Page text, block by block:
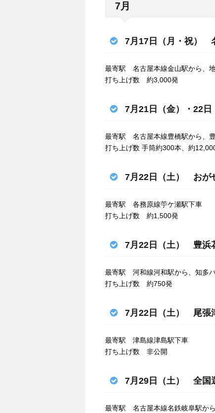
7月
7月17日（月・祝）
最寄駅 名古屋本線金山駅から、
打ち上げ数 約3,000発
7月21日（金）・22
最寄駅 名古屋本線豊橋駅から、
打ち上げ数 手筒約300本、約
7月22日（土） おが
最寄駅 各務原線苧ケ瀬駅下車
打ち上げ数 約1,500発
7月22日（土） 豊浜
最寄駅 河和線河和駅から、知多
打ち上げ数 約750発
7月22日（土） 尾張
最寄駅 津島線津島駅下車
打ち上げ数 非公開
7月29日（土） 全国
最寄駅 名古屋本線名鉄岐阜駅か